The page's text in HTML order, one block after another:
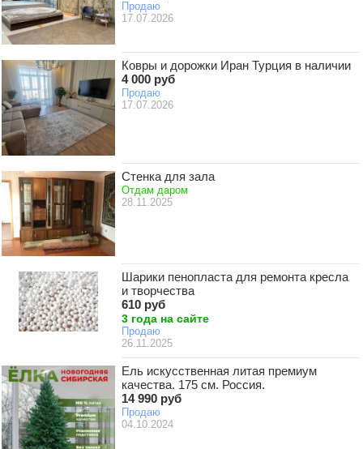
Продаю
17.07.2026
Ковры и дорожки Иран Турция в наличии
4 000 руб
Продаю
17.07.2026
Стенка для зала
Отдам даром
28.11.2025
Шарики пенопласта для ремонта кресла
и творчества
610 руб
3 года на сайте
Продаю
26.11.2025
Ель искусственная литая премиум
качества. 175 см. Россия.
14 990 руб
Продаю
04.10.2024